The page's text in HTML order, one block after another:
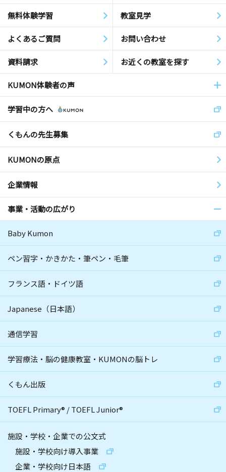
無料体験学習 教室見学
よくあるご質問 お問い合わせ
資料請求 お近くの教室を探す
KUMON体験者の声
学習中の方へ
くもんの先生募集
KUMONの原点
企業情報
事業・活動の広がり
Baby Kumon
ペン習字・かきかた・筆ペン・毛筆
フランス語・ドイツ語
Japanese（日本語）
通信学習
学習療法・脳の健康教室・KUMONの脳トレ
くもん出版
TOEFL Primary® /TOEFL Junior®
施設・学校・企業での公文式
施設・学校向け導入事業
企業・学校向け日本語